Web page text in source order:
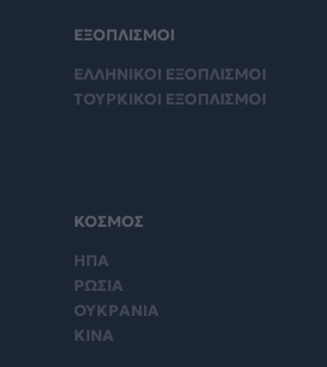
ΕΞΟΠΛΙΣΜΟΙ
ΕΛΛΗΝΙΚΟΙ ΕΞΟΠΛΙΣΜΟΙ
ΤΟΥΡΚΙΚΟΙ ΕΞΟΠΛΙΣΜΟΙ
ΚΟΣΜΟΣ
ΗΠΑ
ΡΩΣΙΑ
ΟΥΚΡΑΝΙΑ
ΚΙΝΑ